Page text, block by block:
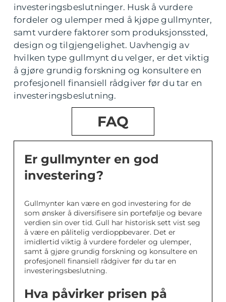
investeringsbeslutninger. Husk å vurdere
fordeler og ulemper med å kjøpe gullmynter,
samt vurdere faktorer som produksjonssted,
design og tilgjengelighet. Uavhengig av
hvilken type gullmynt du velger, er det viktig
å gjøre grundig forskning og konsultere en
profesjonell finansiell rådgiver før du tar en
investeringsbeslutning.
FAQ
Er gullmynter en god
investering?
Gullmynter kan være en god investering for de
som ønsker å diversifisere sin portefølje og bevare
verdien sin over tid. Gull har historisk sett vist seg
å være en pålitelig verdioppbevarer. Det er
imidlertid viktig å vurdere fordeler og ulemper,
samt å gjøre grundig forskning og konsultere en
profesjonell finansiell rådgiver før du tar en
investeringsbeslutning.
Hva påvirker prisen på